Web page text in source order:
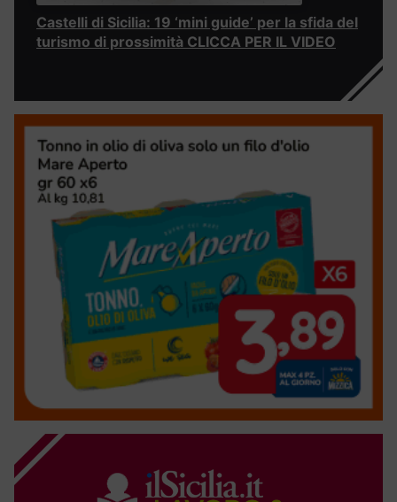
Castelli di Sicilia: 19 ‘mini guide’ per la sfida del
turismo di prossimità CLICCA PER IL VIDEO